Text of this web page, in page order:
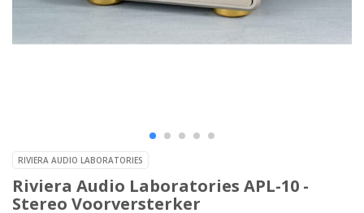
RIVIERA AUDIO LABORATORIES
Riviera Audio Laboratories APL-10 -
Stereo Voorversterker